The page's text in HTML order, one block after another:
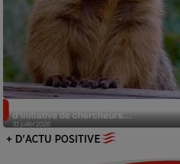
31 juillet 2026
d’initiative de chercheurs...
+ D'ACTU POSITIVE